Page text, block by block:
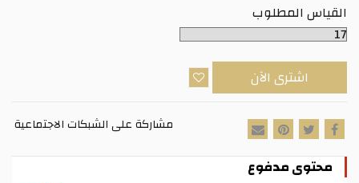
القياس المطلوب
اشترى الآن
مشاركة على الشبكات الاجتماعية
محتوى مدفوع